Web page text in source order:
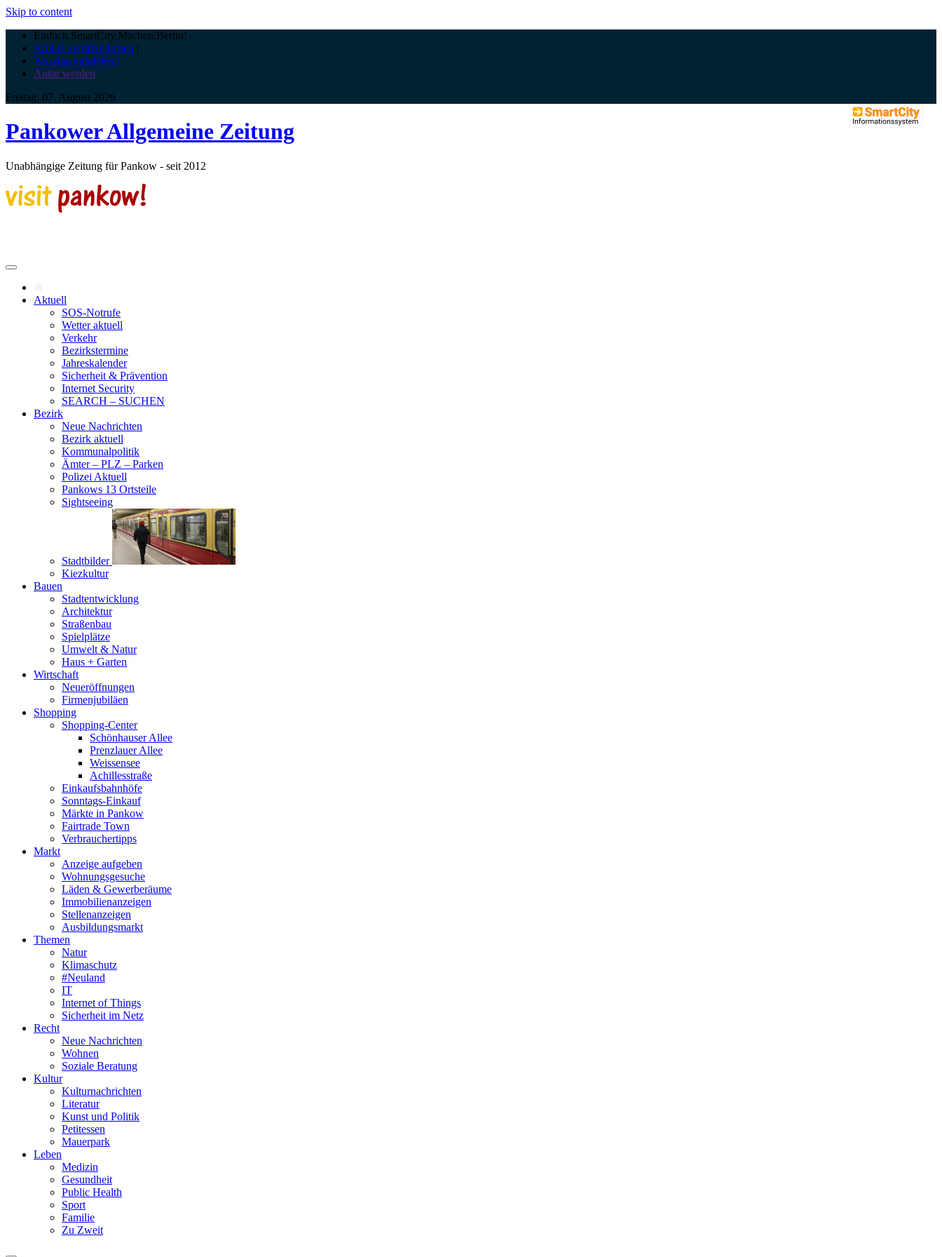
Skip to content
Einfach.SmartCity.Machen:Berlin! -
Artikel veröffentlichen |
Anzeige aufgeben |
Autor werden
Freitag, 07. August 2026
Pankower Allgemeine Zeitung
Unabhängige Zeitung für Pankow - seit 2012
Aktuell
SOS-Notrufe
Wetter aktuell
Verkehr
Bezirkstermine
Jahreskalender
Sicherheit & Prävention
Internet Security
SEARCH – SUCHEN
Bezirk
Neue Nachrichten
Bezirk aktuell
Kommunalpolitik
Ämter – PLZ – Parken
Polizei Aktuell
Pankows 13 Ortsteile
Sightseeing
Stadtbilder
Kiezkultur
Bauen
Stadtentwicklung
Architektur
Straßenbau
Spielplätze
Umwelt & Natur
Haus + Garten
Wirtschaft
Neueröffnungen
Firmenjubiläen
Shopping
Shopping-Center
Schönhauser Allee
Prenzlauer Allee
Weissensee
Achillesstraße
Einkaufsbahnhöfe
Sonntags-Einkauf
Märkte in Pankow
Fairtrade Town
Verbrauchertipps
Markt
Anzeige aufgeben
Wohnungsgesuche
Läden & Gewerberäume
Immobilienanzeigen
Stellenanzeigen
Ausbildungsmarkt
Themen
Natur
Klimaschutz
#Neuland
IT
Internet of Things
Sicherheit im Netz
Recht
Neue Nachrichten
Wohnen
Soziale Beratung
Kultur
Kulturnachrichten
Literatur
Kunst und Politik
Petitessen
Mauerpark
Leben
Medizin
Gesundheit
Public Health
Sport
Familie
Zu Zweit